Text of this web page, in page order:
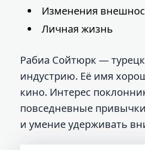
Изменения
Личная жизнь
Рабиа Сойтюрк —
индустрию. Её имя
кино. Интерес
повседневные
и умение удерживать